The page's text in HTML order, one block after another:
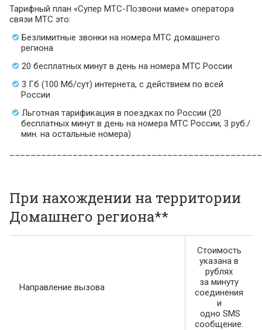
Тарифный план «Супер МТС-Позвони маме» оператора
связи МТС это:
Безлимитные звонки на номера МТС домашнего
региона
20 бесплатных минут в день на номера МТС России
3 Гб (100 Мб/сут) интернета, с действием по всей
России
Льготная тарификация в поездках по России (20
бесплатных минут в день на номера МТС России, 3 руб./
мин. на остальные номера)
При нахождении на территории
Домашнего региона**
Направление вызова
Стоимость
указана в
рублях
за минуту
соединения
и
одно SMS
сообщение.